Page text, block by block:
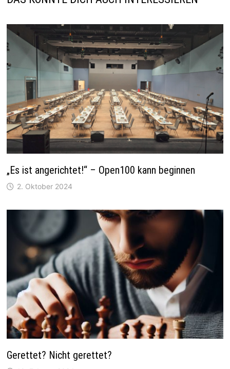
„Es ist angerichtet!“ – Open100 kann beginnen
2. Oktober 2024
Gerettet? Nicht gerettet?